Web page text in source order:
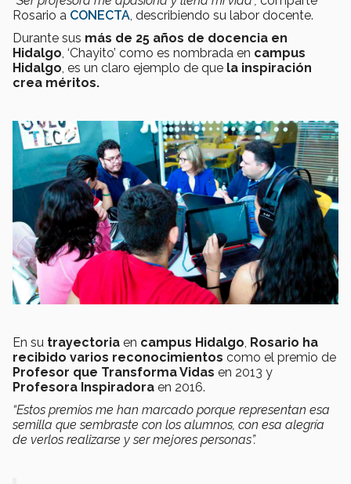
Rosario a CONECTA , describiendo su labor docente.
Durante sus más de 25 años de docencia en
Hidalgo , ‘Chayito’ como es nombrada en campus
Hidalgo , es un claro ejemplo de que la inspiración
crea méritos.
En su trayectoria en campus Hidalgo Rosario ha
recibido varios reconocimientos como el premio de
Profesor que Transforma Vidas en 2013 y
Profesora Inspiradora en 2016.
“Estos premios me han marcado porque representan esa
semilla que sembraste con los alumnos, con esa alegría
de verlos realizarse y ser mejores personas”.